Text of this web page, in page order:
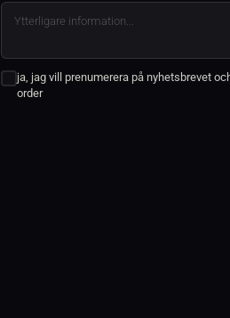
ja, jag vill prenumerera på nyhetsbrevet
order